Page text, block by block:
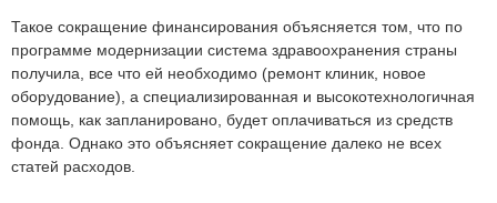
Такое сокращение финансирования объясняется том, что по
программе модернизации система здравоохранения страны
получила, все что ей необходимо (ремонт клиник, новое
оборудование), а специализированная и высокотехнологичная
помощь, как запланировано, будет оплачиваться из средств
фонда. Однако это объясняет сокращение далеко не всех
статей расходов.